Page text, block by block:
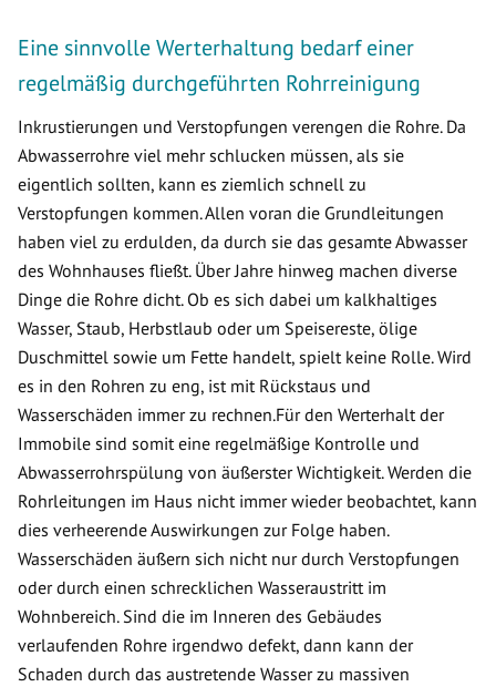
Eine sinnvolle Werterhaltung bedarf einer
regelmäßig durchgeführten Rohrreinigung
Inkrustierungen und Verstopfungen verengen die Rohre. Da
Abwasserrohre viel mehr schlucken müssen, als sie
eigentlich sollten, kann es ziemlich schnell zu
Verstopfungen kommen. Allen voran die Grundleitungen
haben viel zu erdulden, da durch sie das gesamte Abwasser
des Wohnhauses fließt. Über Jahre hinweg machen diverse
Dinge die Rohre dicht. Ob es sich dabei um kalkhaltiges
Wasser, Staub, Herbstlaub oder um Speisereste, ölige
Duschmittel sowie um Fette handelt, spielt keine Rolle. Wird
es in den Rohren zu eng, ist mit Rückstaus und
Wasserschäden immer zu rechnen.Für den Werterhalt der
Immobile sind somit eine regelmäßige Kontrolle und
Abwasserrohrspülung von äußerster Wichtigkeit. Werden die
Rohrleitungen im Haus nicht immer wieder beobachtet, kann
dies verheerende Auswirkungen zur Folge haben.
Wasserschäden äußern sich nicht nur durch Verstopfungen
oder durch einen schrecklichen Wasseraustritt im
Wohnbereich. Sind die im Inneren des Gebäudes
verlaufenden Rohre irgendwo defekt, dann kann der
Schaden durch das austretende Wasser zu massiven